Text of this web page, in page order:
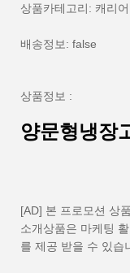
상품카테고리: 캐리어
배송정보: false
상품정보 :
양문형냉장
[AD] 본 프로모션 상
소개상품은 마케팅
를 제공 받을 수 있습